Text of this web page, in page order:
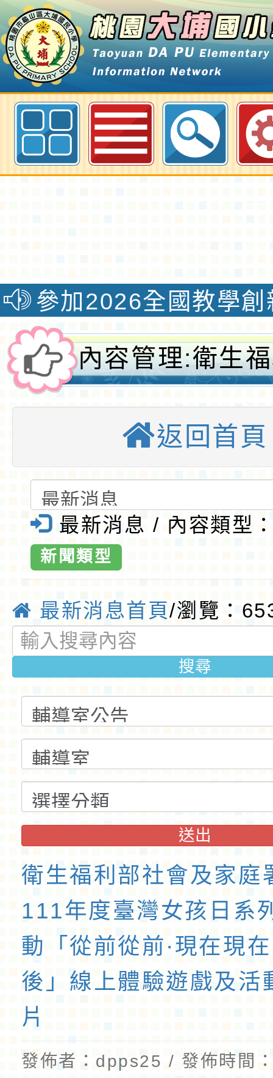
衛生福利部社會及家庭署辦理111
系列宣導活動「從前從前·現在現
上體驗遊戲及活動宣導影片-桃園
網
全國教學創新國際
內容管理:衛生
度臺灣女孩日
活動「從前從前
在·以後以後」
遊戲及活動宣導
園大埔國小全球
桃園優質
返回首頁
最新消息 / 內容類型
新聞類型
最新消息首頁/瀏覽：
搜尋
送出
衛生福利部社會及家庭
111年度臺灣女孩日系
動「從前從前·現在現
後」線上體驗遊戲及活
片
發佈者：dpps25 / 發佈時間